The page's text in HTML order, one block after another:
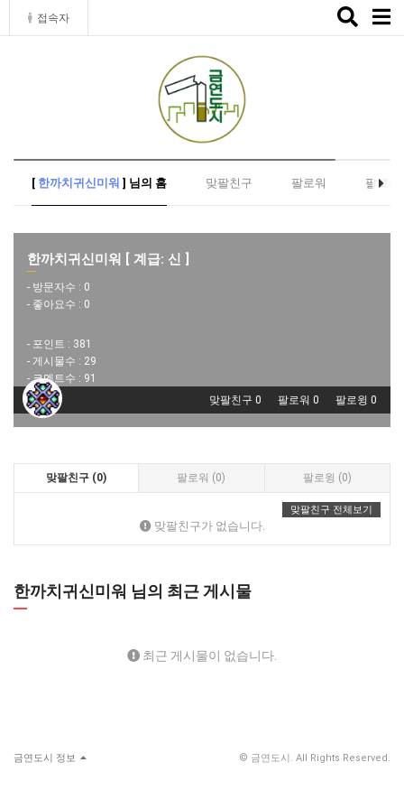
접속자
Toggle
[ 한까치귀신미워 ] 님의 홈 맞팔친구 팔로워 팔로윙
한까치귀신미워 [ 계급: 신 ]
- 방문자수 : 0
- 좋아요수 : 0
- 포인트 : 381
- 게시물수 : 29
- 코멘트수 : 91
맞팔친구 0
팔로워 0 팔로윙 0
맞팔친구 (0) 팔로워 (0) 팔로윙 (0)
맞팔친구 전체보기
맞팔친구가 없습니다.
한까치귀신미워 님의 최근 게시물
최근 게시물이 없습니다.
금연도시 정보 © 금연도시. All Rights Reserved.